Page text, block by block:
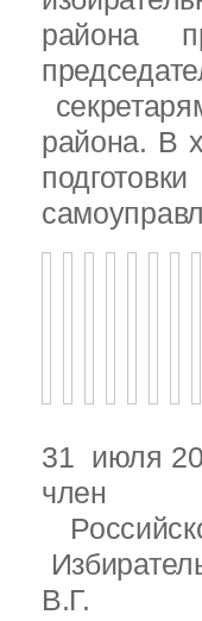
района
района. В
31 июля
член
В.Г.